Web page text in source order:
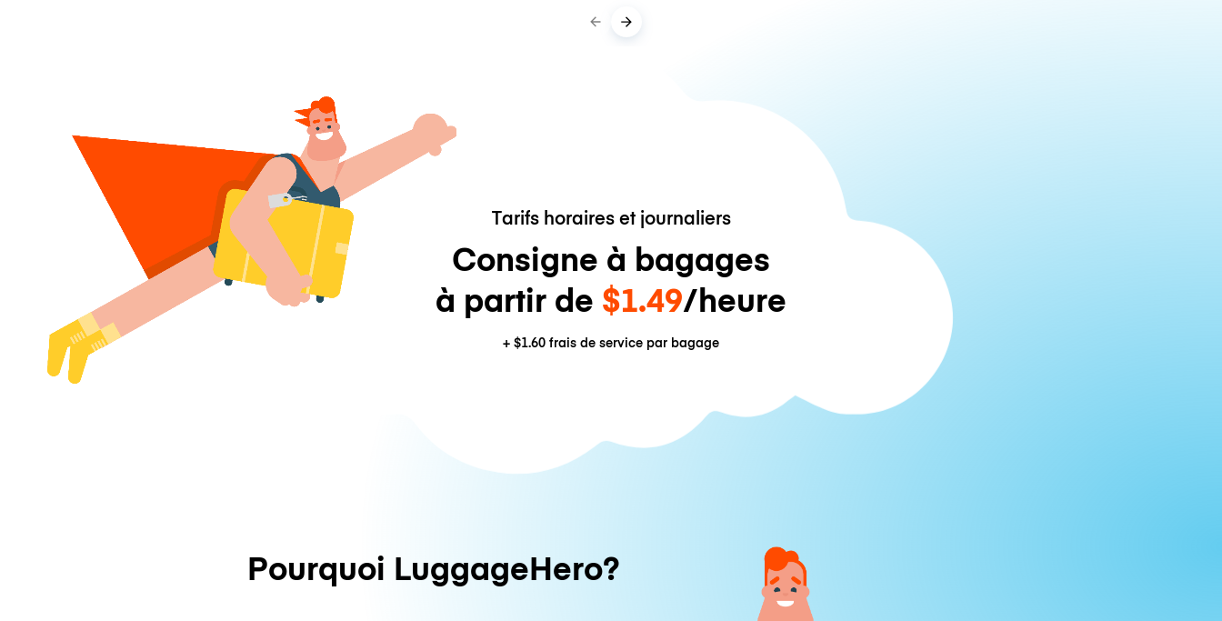
Tarifs horaires et journaliers
Consigne à bagages
à partir de $1.49/heure
+ $1.60 frais de service par bagage
Pourquoi LuggageHero?